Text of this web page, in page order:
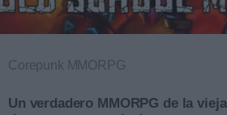
Corepunk MMORPG
Un verdadero MMORPG de la